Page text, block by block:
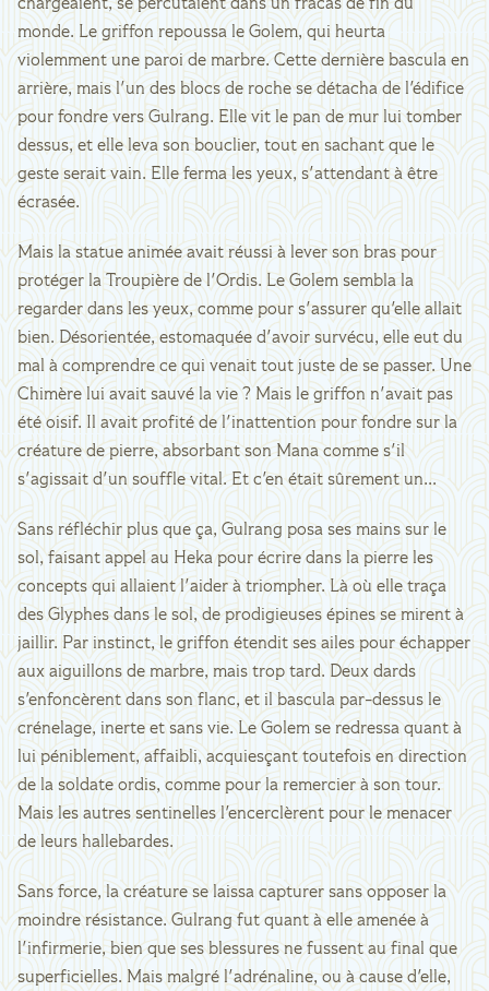
chargeaient, se percutaient dans un fracas de fin du
monde. Le griffon repoussa le Golem, qui heurta
violemment une paroi de marbre. Cette dernière bascula en
arrière, mais l'un des blocs de roche se détacha de l'édifice
pour fondre vers Gulrang. Elle vit le pan de mur lui tomber
dessus, et elle leva son bouclier, tout en sachant que le
geste serait vain. Elle ferma les yeux, s'attendant à être
écrasée.
Mais la statue animée avait réussi à lever son bras pour
protéger la Troupière de l'Ordis. Le Golem sembla la
regarder dans les yeux, comme pour s'assurer qu'elle allait
bien. Désorientée, estomaquée d'avoir survécu, elle eut du
mal à comprendre ce qui venait tout juste de se passer. Une
Chimère lui avait sauvé la vie ? Mais le griffon n'avait pas
été oisif. Il avait profité de l'inattention pour fondre sur la
créature de pierre, absorbant son Mana comme s'il
s'agissait d'un souffle vital. Et c'en était sûrement un...
Sans réfléchir plus que ça, Gulrang posa ses mains sur le
sol, faisant appel au Heka pour écrire dans la pierre les
concepts qui allaient l'aider à triompher. Là où elle traça
des Glyphes dans le sol, de prodigieuses épines se mirent à
jaillir. Par instinct, le griffon étendit ses ailes pour échapper
aux aiguillons de marbre, mais trop tard. Deux dards
s'enfoncèrent dans son flanc, et il bascula par-dessus le
crénelage, inerte et sans vie. Le Golem se redressa quant à
lui péniblement, affaibli, acquiesçant toutefois en direction
de la soldate ordis, comme pour la remercier à son tour.
Mais les autres sentinelles l'encerclèrent pour le menacer
de leurs hallebardes.
Sans force, la créature se laissa capturer sans opposer la
moindre résistance. Gulrang fut quant à elle amenée à
l'infirmerie, bien que ses blessures ne fussent au final que
superficielles. Mais malgré l'adrénaline, ou à cause d'elle,